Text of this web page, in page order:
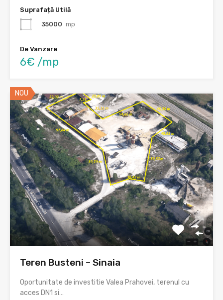
Suprafață Utilă
35000 mp
De Vanzare
6€ /mp
NOU
Teren Busteni – Sinaia
Oportunitate de investitie Valea Prahovei, terenul cu
acces DN1 si…